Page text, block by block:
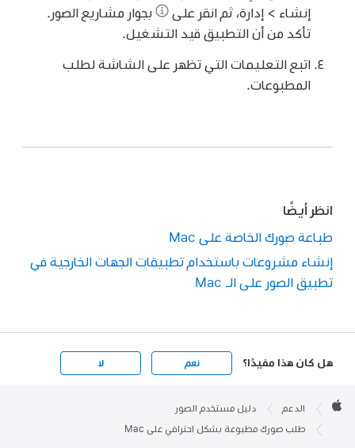
إنشاء > إدارة، ثم انقر على
بجوار مشاريع الصور.
تأكد من أن التطبيق قيد التشغيل.
اتبع التعليمات التي تظهر على الشاشة لطلب
المطبوعات.
انظر أيضًا
طباعة صورك الخاصة على Mac
إنشاء مشروعات باستخدام تطبيقات الجهات الخارجية في
تطبيق الصور على الـ Mac
هل كان هذا مفيدًا؟ نعم لا
Footer

الدعم دليل مستخدم الصور
طلب صورك مطبوعة بشكل احترافي على Mac